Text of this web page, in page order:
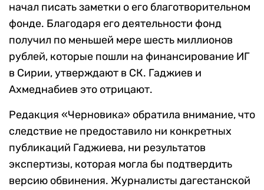
начал писать заметки о его благотворительном
фонде. Благодаря его деятельности фонд
получил по меньшей мере шесть миллионов
рублей, которые пошли на финансирование ИГ
в Сирии, утверждают в СК. Гаджиев и
Ахмеднабиев это отрицают.
Редакция «Черновика» обратила внимание, что
следствие не предоставило ни конкретных
публикаций Гаджиева, ни результатов
экспертизы, которая могла бы подтвердить
версию обвинения. Журналисты дагестанской